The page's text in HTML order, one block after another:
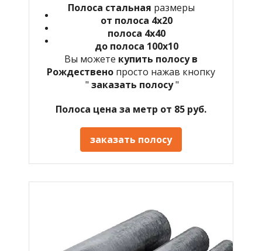
Полоса стальная размеры
от полоса 4х20
полоса 4х40
до полоса 100х10
Вы можете купить полосу в
Рождествено просто нажав кнопку
" заказать полосу"
Полоса цена за метр от 85 руб.
заказать полосу